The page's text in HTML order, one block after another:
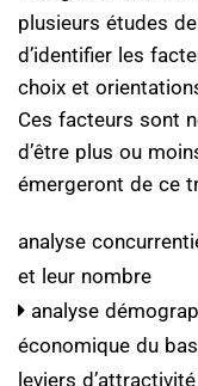
plusieurs études
d’identifier les
choix et
Ces facteurs sont
d’être plus ou
émergeront de ce
analyse
et leur nombre
analyse
économique du
leviers